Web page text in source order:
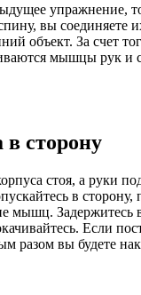
упражнение,
вы соединяете
объект. За счет
мышцы рук и
в сторону
стоя, а руки
в сторону,
мышц. Задержитесь
Если
разом вы будете